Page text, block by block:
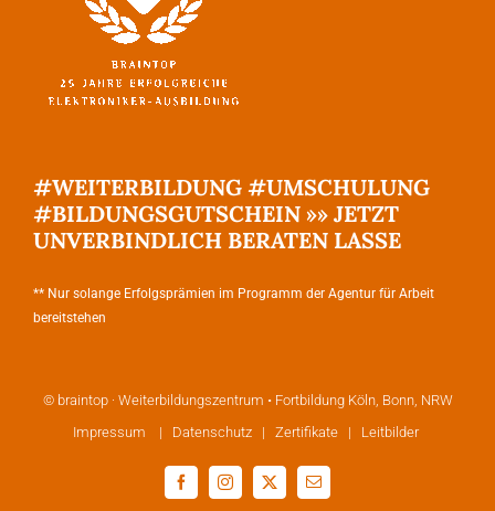
#WEITERBILDUNG #UMSCHULUNG
#BILDUNGSGUTSCHEIN »» JETZT
UNVERBINDLICH BERATEN LASSE
** Nur solange Erfolgsprämien im Programm der Agentur für Arbeit
bereitstehen
© braintop · Weiterbildungszentrum • Fortbildung Köln, Bonn, NRW
Impressum
| Datenschutz | Zertifikate | Leitbilder
FacebookInstagram
X
E-
Mail